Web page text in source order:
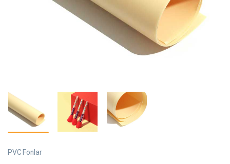
PVC Fonlar